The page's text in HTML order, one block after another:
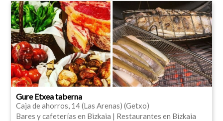
Gure Etxea taberna
Caja de ahorros, 14 (Las Arenas) (Getxo)
Bares y cafeterías en Bizkaia | Restaurantes en Bizkaia